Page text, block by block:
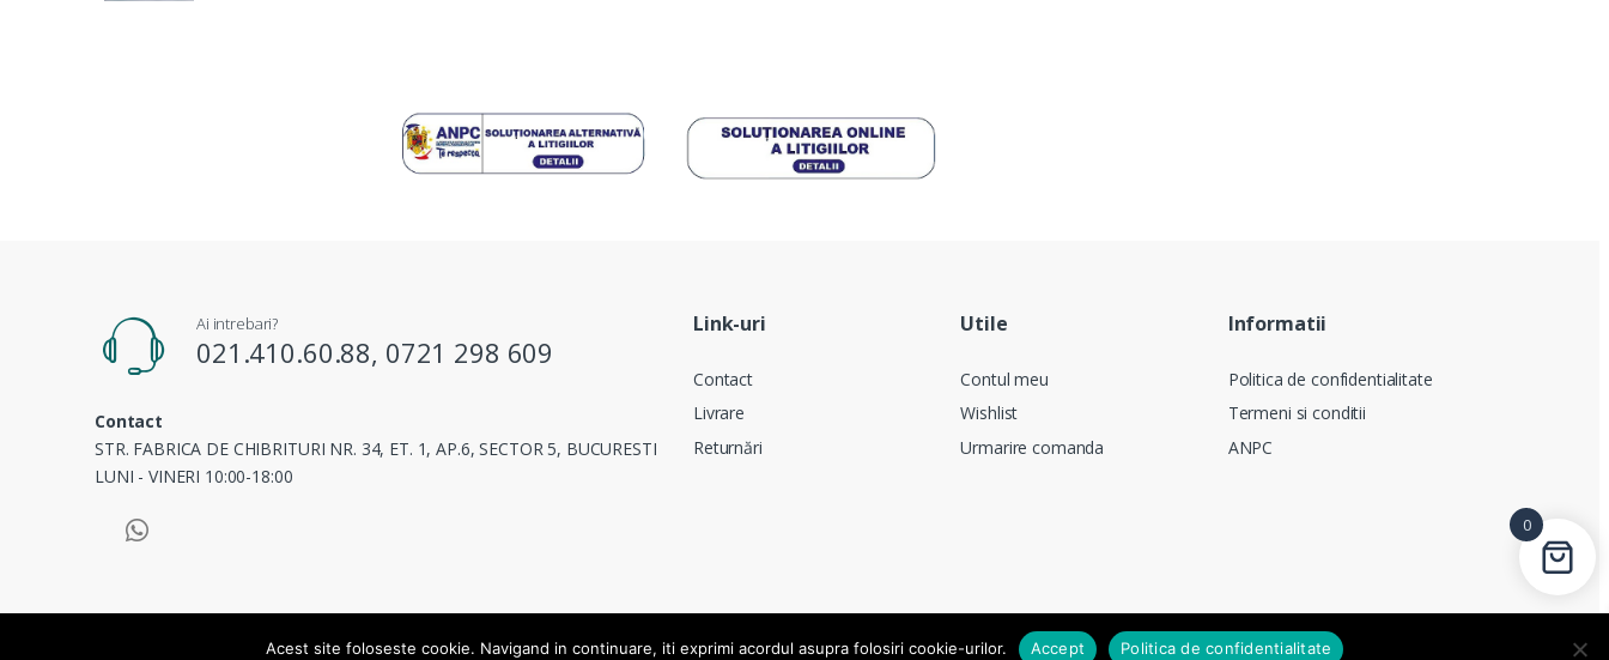
Ai intrebari?
021.410.60.88, 0721 298 609
Contact
STR. FABRICA DE CHIBRITURI NR. 34, ET. 1, AP.6, SECTOR 5, BUCURESTI
LUNI - VINERI 10:00-18:00
Link-uri
Contact
Livrare
Returnări
Utile
Contul meu
Wishlist
Urmarire comanda
Informatii
Politica de confidentialitate
Termeni si conditii
ANPC
© Blue Masters Marketing SRL - Toate drepturile rezervate
0
Acest site foloseste cookie. Navigand in continuare, iti exprimi acordul asupra folosiri cookie-urilor. Accept Politica de confidentialitate